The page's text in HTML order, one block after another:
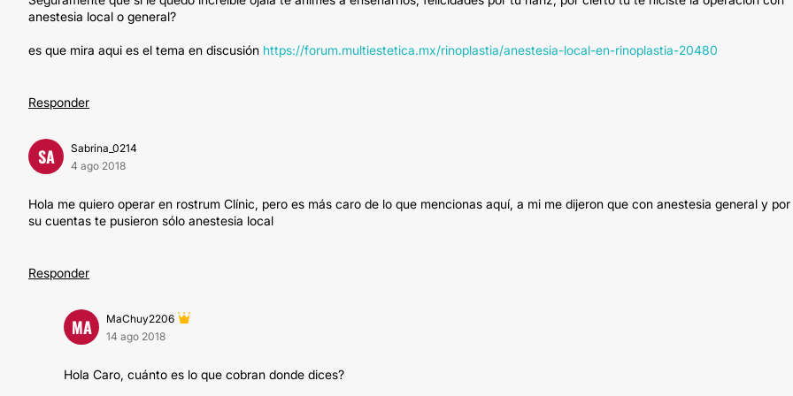
anestesia local o general?
es que mira aqui es el tema en discusión https://forum.multiestetica.mx/rinoplastia/anestesia-local-en-rinoplastia-20480
Responder
SA
Sabrina_0214
4 ago 2018
Hola me quiero operar en rostrum Clínic, pero es más caro de lo que mencionas aquí, a mi me dijeron que con anestesia general y por
su cuentas te pusieron sólo anestesia local
Responder
MA
MaChuy2206
14 ago 2018
Hola Caro, cuánto es lo que cobran donde dices?